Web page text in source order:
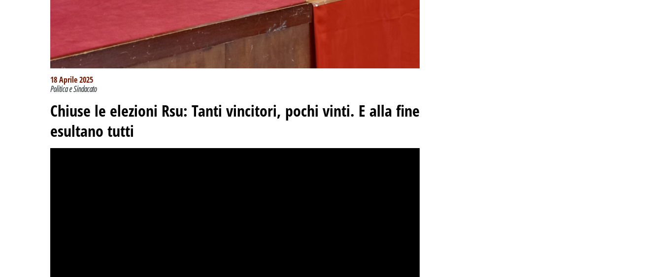
18 Aprile 2025
Politica e Sindacato
Chiuse le elezioni Rsu: Tanti vincitori, pochi vinti. E alla fine
esultano tutti